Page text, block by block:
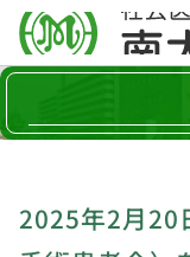
2025年2月20